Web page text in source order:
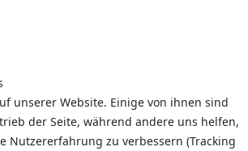
unserer Website. Einige von ihnen sind
der Seite, während andere uns helfen,
Nutzererfahrung zu verbessern (Tracking